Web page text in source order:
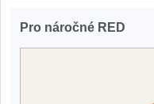
Pro náročné RED